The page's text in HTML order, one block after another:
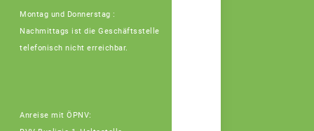
Montag und Donnerstag :
Nachmittags ist die Geschäftsstelle
telefonisch nicht erreichbar.
Anreise mit ÖPNV: